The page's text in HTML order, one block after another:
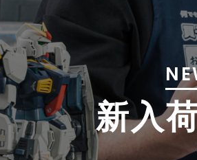
新入